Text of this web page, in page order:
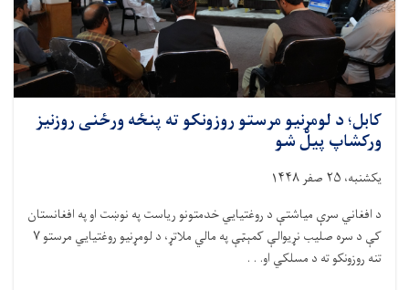
کابل؛ د لومړنیو مرستو روزونکو ته پنځه ورځنی روزنیز
ورکشاپ پیل شو
یکشنبه، ۲۵ صفر ۱۴۴۸
د افغاني سرې میاشتې د روغتیايي خدمتونو ریاست په نوښت او په افغانستان
کې د سره صلیب نړیوالې کمېټې په مالي ملاتړ، د لومړنیو روغتیايي مرستو ۷
تنه روزونکو ته د مسلکي او. . .